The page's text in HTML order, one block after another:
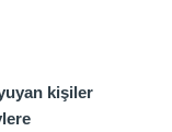
kişiler